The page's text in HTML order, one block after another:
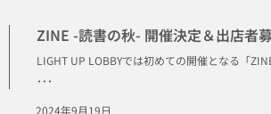
ZINE -読書の秋- 開催決定＆出店者
LIGHT UP LOBBYでは初めての開催となる「
･･･
2024年9月19日